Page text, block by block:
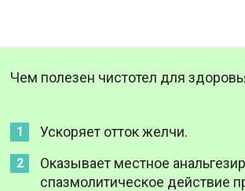
Чем полезен чистотел для
Ускоряет отток желчи.
Оказывает местное
спазмолитическое действие